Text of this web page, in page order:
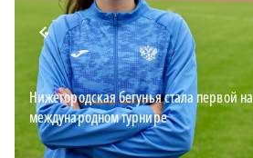
Нижегородская бегунья стала первой на
международном турнире